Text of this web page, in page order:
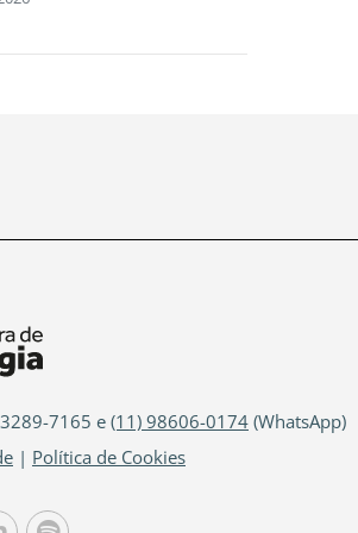
7165 e (11) 98606-0174 (WhatsApp)
| Política de Cookies